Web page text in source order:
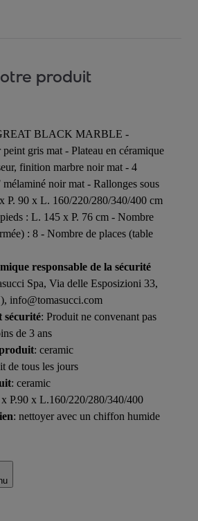
produit
BLACK MARBLE -
peint gris mat - Plateau en céramique
finition marbre noir mat - 4
noir mat - Rallonges sous
P. 90 x L. 160/220/280/340/400 cm
: L. 145 x P. 76 cm - Nombre
: 8 - Nombre de places (table
responsable de la sécurité
Spa, Via delle Esposizioni 33,
info@tomasucci.com
sécurité: Produit ne convenant pas
de 3 ans
: ceramic
de tous les jours
: ceramic
P.90 x L.160/220/280/340/400
: nettoyer avec un chiffon humide